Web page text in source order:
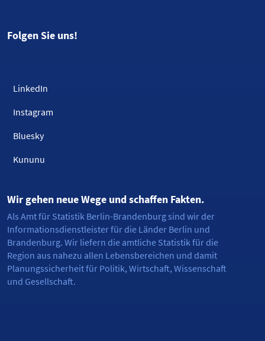
Folgen Sie uns!
LinkedIn
Instagram
Bluesky
Kununu
Wir gehen neue Wege und schaffen Fakten.
Als Amt für Statistik Berlin-Brandenburg sind wir der
Informationsdienstleister für die Länder Berlin und
Brandenburg. Wir liefern die amtliche Statistik für die
Region aus nahezu allen Lebensbereichen und damit
Planungssicherheit für Politik, Wirtschaft, Wissenschaft
und Gesellschaft.